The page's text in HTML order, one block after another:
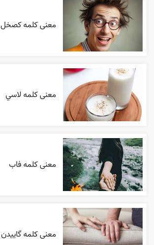
معنی کلمه کصخل
معنی کلمه لاسي
معنی کلمه فاب
معنی کلمه گاییدن